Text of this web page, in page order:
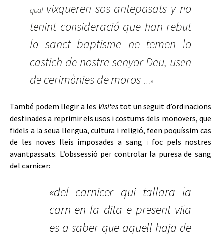
qual vixqueren sos antepasats y no
tenint consideració que han rebut
lo sanct baptisme ne temen lo
castich de nostre senyor Deu, usen
de cerimònies de moros …»
També podem llegir a les Visitestot un seguit d’ordinacions
destinades a reprimir els usos i costums dels monovers, que
fidels a la seua llengua, cultura i religió, feen poquíssim cas
de les noves lleis imposades a sang i foc pels nostres
avantpassats. L’obssessió per controlar la puresa de sang
del carnicer:
«del carnicer qui tallara la
carn en la dita e present vila
es a saber que aquell haja de